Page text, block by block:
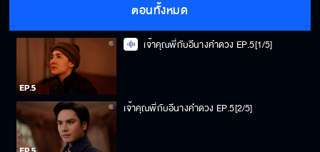
ตอนทั้งหมด
เจ้าคุณพี่กับอีนางคำดวง EP.5[1/5]
เจ้าคุณพี่กับอีนางคำดวง EP.5[2/5]